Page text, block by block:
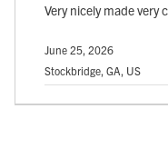
Very nicely made
June 25, 2026
Stockbridge, GA, US